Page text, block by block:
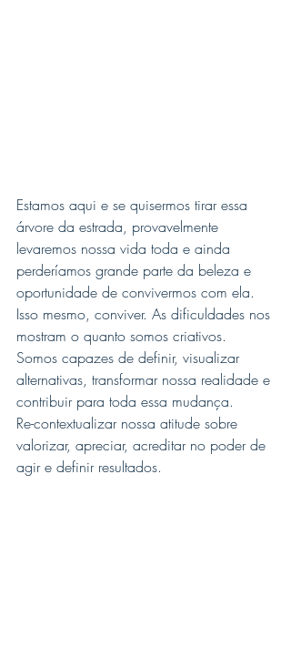
Estamos aqui e se quisermos tirar essa
árvore da estrada, provavelmente
levaremos nossa vida toda e ainda
perderíamos grande parte da beleza e
oportunidade de convivermos com ela.
Isso mesmo, conviver. As dificuldades nos
mostram o quanto somos criativos.
Somos capazes de definir, visualizar
alternativas, transformar nossa realidade e
contribuir para toda essa mudança.
Re-contextualizar nossa atitude sobre
valorizar, apreciar, acreditar no poder de
agir e definir resultados.